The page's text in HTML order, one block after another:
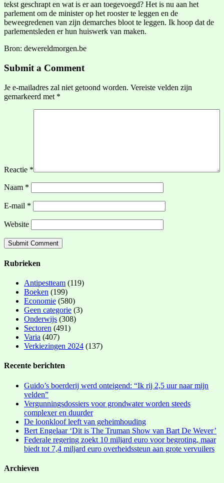
tekst geschrapt en wat is er aan toegevoegd? Het is nu aan het
parlement om de minister op het rooster te leggen en de
beweegredenen van zijn demarches bloot te leggen. Ik hoop dat de
parlementsleden er hun huiswerk van maken.
Bron: dewereldmorgen.be
Submit a Comment
Je e-mailadres zal niet getoond worden. Vereiste velden zijn
gemarkeerd met *
Reactie *
Naam *
E-mail *
Website
Rubrieken
Antipestteam (119)
Boeken (199)
Economie (580)
Geen categorie (3)
Onderwijs (308)
Sectoren (491)
Varia (407)
Verkiezingen 2024 (137)
Recente berichten
Guido’s boerderij werd onteigend: “Ik rij 2,5 uur naar mijn
velden”
Vergunningsdossiers voor grondwater worden steeds
complexer en duurder
De loonkloof leeft van geheimhouding
Bert Engelaar ‘Dit is The Truman Show van Bart De Wever’
Federale regering zoekt 10 miljard euro voor begroting, maar
biedt tot 7,4 miljard euro overheidssteun aan grote vervuilers
Archieven